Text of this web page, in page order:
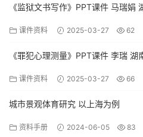
《监狱文书写作》PPT课件 马瑞娟
课件资料 2025-03-27 62
《罪犯心理测量》PPT课件 李瑞
课件资料 2025-03-27 66
城市景观体育研究 以上海为例
资料手册 2024-06-05 83